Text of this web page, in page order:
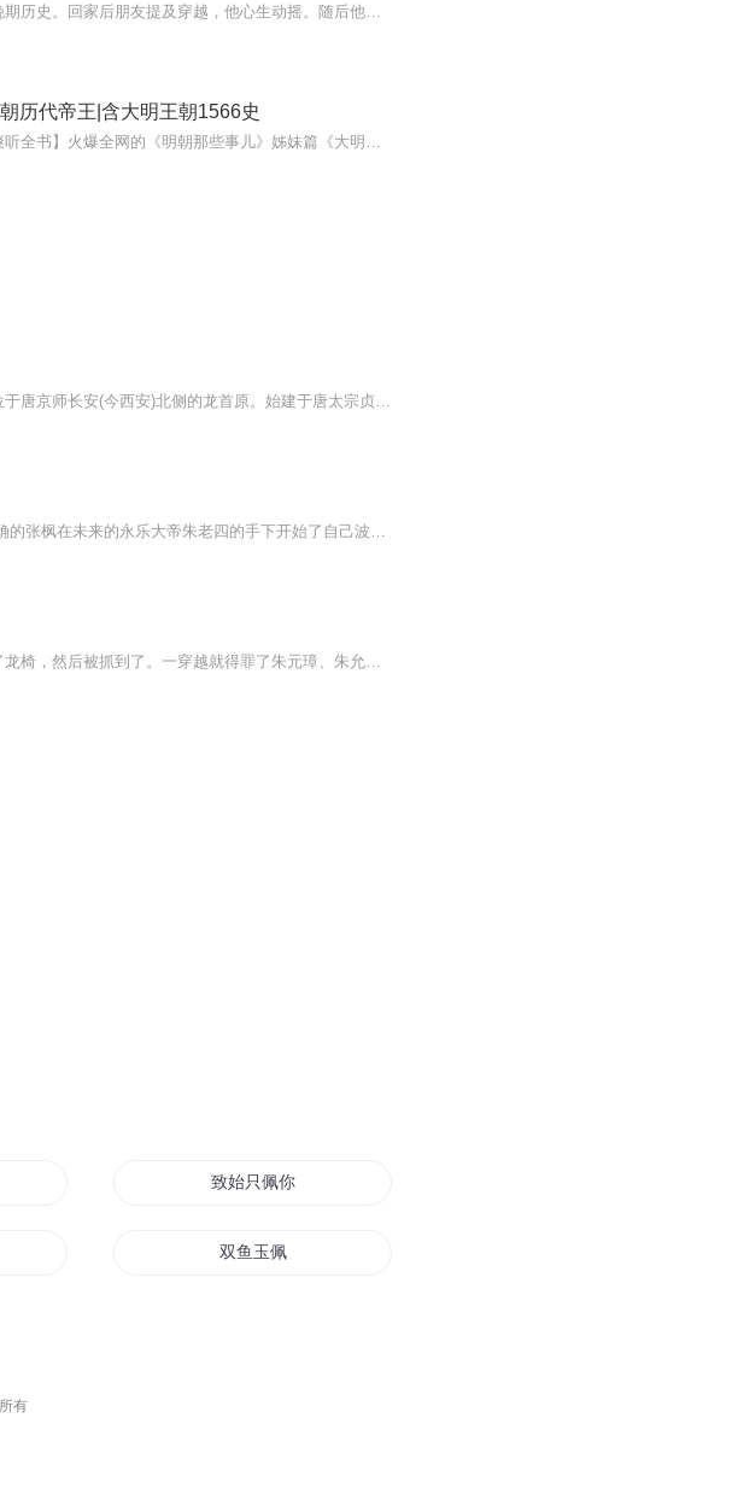
大学毕业的唐克晓热衷明史，在图书馆讲座上与教授激辩明朝晚期历史。回家后朋友提及穿越，他心生动摇。随后他意外穿越，欲凭历史知识重振大明，看他如何改写历史。
历代帝王|含大明王朝1566史
从朱元璋、朱棣到崇祯，讲透大明三百年的权谋与人性【会员爽听全书】火爆全网的《明朝那些事儿》姊妹篇《大明三百年》，一部有血有肉、有谋有魂的通俗明史。这是一部从铁血开国到悲歌落幕的完整王朝史诗：它起于洪武大帝朱元璋的铁血雄风，于乱世中铸就大...
大明宫，大唐帝国的大朝正殿，唐朝的政治中心和国家象征，位于唐京师长安(今西安)北侧的龙首原。始建于唐太宗贞观八年(634年)，原名永安宫，是唐长安城三座主要宫殿"三大内"(大明宫、太极宫、兴庆宫)中规模最大的一座，称为"东内"。自唐高宗起，先后有17位唐朝皇帝在此处理朝政，历时达200余年。本专辑的所有内容均来自于央视原《大明宫》纪录片，为纪念已逝的原片配音李易老师，向大师致敬。若有侵权，请联系删除！！
【内容简介】杀异族，戍边关！ 报家仇，卫大明！目标十分明确的张枫在未来的永乐大帝朱老四的手下开始了自己波澜壮阔的一生！【作者/主播】作者：冼青竹主播：誉霏潼文化传媒【购买须知】1、本作品为付费有声书，前88集为免费试听，购买成功后，即可收听，...
【内容简介】大明洪武二十五年，豫王朱桂自制了龙袍，坐上了龙椅，然后被抓到了。一穿越就得罪了朱元璋、朱允文、朱棣3个皇帝，这个开局很坑……【作者/主播简介】作者：力福海，网络小说作家。演播：天鱼工作室-泠【购买须知】1、部分集数可免费试听，具...
致始只佩你
双鱼玉佩
有